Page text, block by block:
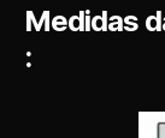
Medidas
: